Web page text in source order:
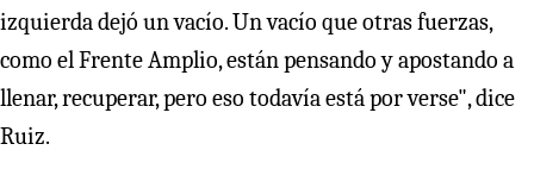
izquierda dejó un vacío. Un vacío que otras fuerzas,
como el Frente Amplio, están pensando y apostando a
llenar, recuperar, pero eso todavía está por verse", dice
Ruiz.